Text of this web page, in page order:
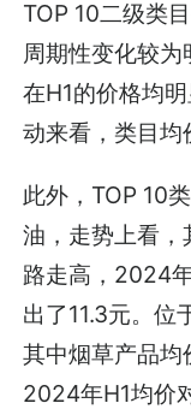
TOP 10二级类
周期性变化较
在H1的价格均
动来看，类目均
此外，TOP 10
油，走势上看
路走高，2024
出了11.3元。位
其中烟草产品均
2024年H1均价